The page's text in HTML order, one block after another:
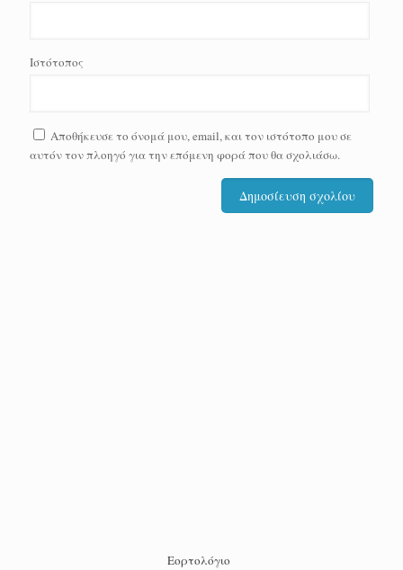
Ιστότοπος
Αποθήκευσε το όνομά μου, email, και τον ιστότοπο μου σε
αυτόν τον πλοηγό για την επόμενη φορά που θα σχολιάσω.
Εορτολόγιο